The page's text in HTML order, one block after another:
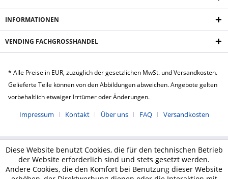
INFORMATIONEN
VENDING FACHGROSSHANDEL
* Alle Preise in EUR, zuzüglich der gesetzlichen MwSt. und Versandkosten.
Gelieferte Teile können von den Abbildungen abweichen. Angebote gelten
vorbehaltlich etwaiger Irrtümer oder Änderungen.
Impressum Kontakt Über uns FAQ Versandkosten
Diese Website benutzt Cookies, die für den technischen Betrieb
der Website erforderlich sind und stets gesetzt werden.
Andere Cookies, die den Komfort bei Benutzung dieser Website